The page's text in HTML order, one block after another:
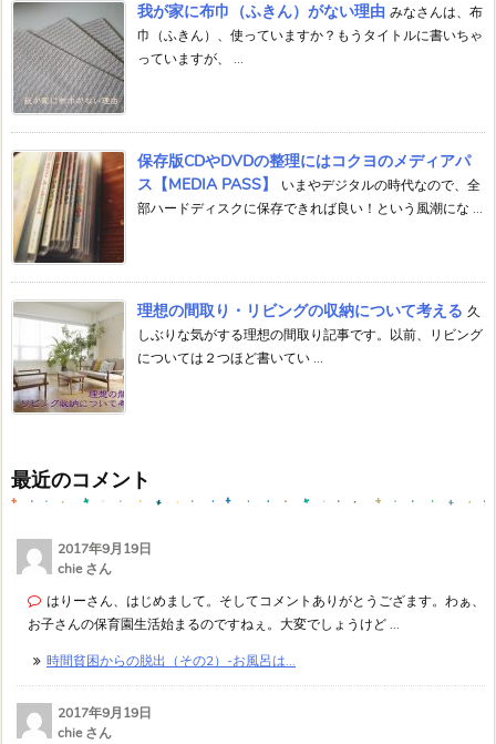
我が家に布巾（ふきん）がない理由 みなさんは、布
巾（ふきん）、使っていますか？もうタイトルに書いちゃ
っていますが、 ...
保存版CDやDVDの整理にはコクヨのメディアパ
ス【MEDIA PASS】
いまやデジタルの時代なので、全
部ハードディスクに保存できれば良い！という風潮にな ...
理想の間取り・リビングの収納について考える 久
しぶりな気がする理想の間取り記事です。以前、リビング
については２つほど書いてい ...
最近のコメント
2017年9月19日
chie さん
はりーさん、はじめまして。そしてコメントありがとうござます。わぁ、
お子さんの保育園生活始まるのですねぇ。大変でしょうけど ...
時間貧困からの脱出（その2）-お風呂は...
2017年9月19日
chie さん